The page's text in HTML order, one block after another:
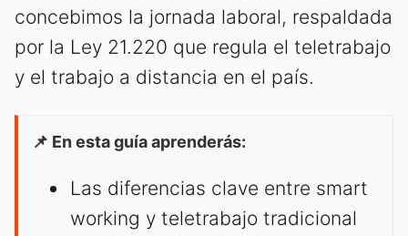
concebimos la jornada laboral, respaldada
por la Ley 21.220 que regula el teletrabajo
y el trabajo a distancia en el país.
📌 En esta guía aprenderás:
Las diferencias clave entre smart
working y teletrabajo tradicional